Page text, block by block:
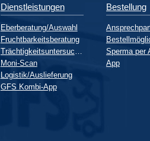
Dienstleistungen
Eberberatung/Auswahl
Fruchtbarkeitsberatung
Moni-Scan
Logistik/Auslieferung
GFS Kombi-App
Bestellung
Sperma per
App